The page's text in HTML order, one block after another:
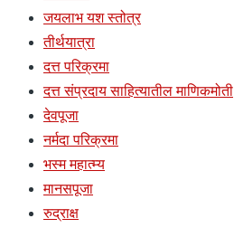
जयलाभ यश स्तोत्र
तीर्थयात्रा
दत्त परिक्रमा
दत्त संप्रदाय साहित्यातील माणिकमोती
देवपूजा
नर्मदा परिक्रमा
भस्म महात्म्य
मानसपूजा
रुद्राक्ष